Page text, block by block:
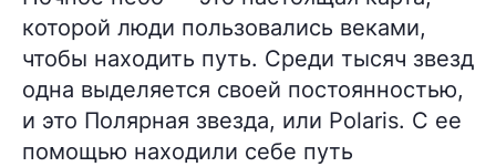
которой люди пользовались веками,
чтобы находить путь. Среди тысяч звезд
одна выделяется своей постоянностью,
и это Полярная звезда, или Polaris. С ее
помощью находили себе путь